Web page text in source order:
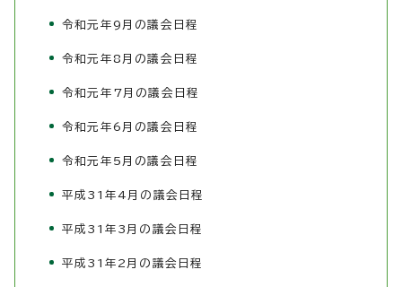
令和元年9月の議会日程
令和元年8月の議会日程
令和元年7月の議会日程
令和元年6月の議会日程
令和元年5月の議会日程
平成31年4月の議会日程
平成31年3月の議会日程
平成31年2月の議会日程